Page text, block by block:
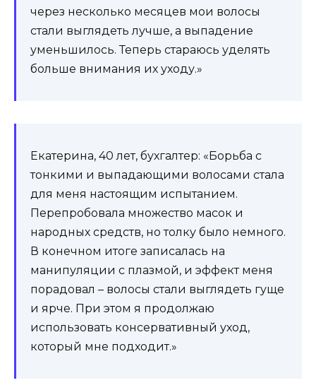
через несколько месяцев мои волосы
стали выглядеть лучше, а выпадение
уменьшилось. Теперь стараюсь уделять
больше внимания их уходу.»
Екатерина, 40 лет, бухгалтер: «Борьба с
тонкими и выпадающими волосами стала
для меня настоящим испытанием.
Перепробовала множество масок и
народных средств, но толку было немного.
В конечном итоге записалась на
манипуляции с плазмой, и эффект меня
порадовал – волосы стали выглядеть гуще
и ярче. При этом я продолжаю
использовать консервативный уход,
который мне подходит.»